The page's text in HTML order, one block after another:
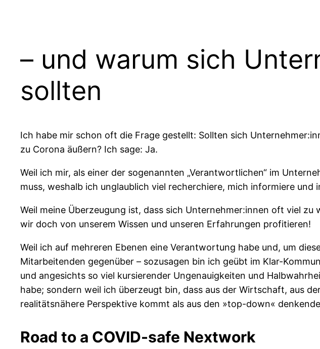
– und warum sich
sollten
Ich habe mir schon oft die Frage gestellt: Sollten sich
zu Corona äußern? Ich sage: Ja.
Weil ich mir, als einer der sogenannten „Verantwortlichen“ im
muss, weshalb ich unglaublich viel recherchiere, mich informiere
Weil meine Überzeugung ist, dass sich Unternehmer:innen oft viel
wir doch von unserem Wissen und unseren Erfahrungen profitieren!
Weil ich auf mehreren Ebenen eine Verantwortung habe und, um
Mitarbeitenden gegenüber – sozusagen bin ich geübt im Klar-
und angesichts so viel kursierender Ungenauigkeiten und
habe; sondern weil ich überzeugt bin, dass aus der Wirtschaft, aus
realitätsnähere Perspektive kommt als aus den »top-down«
Road to a COVID-safe Nextwork